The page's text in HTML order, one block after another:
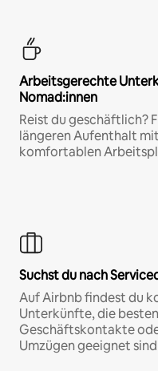
Arbeitsgerechte
Nomad:innen
Reist du geschäftlich?
längeren Aufenthalt
komfortablen
Suchst du nach
Auf Airbnb findest du
Unterkünfte, die
Geschäftskontakte
Umzügen geeignet